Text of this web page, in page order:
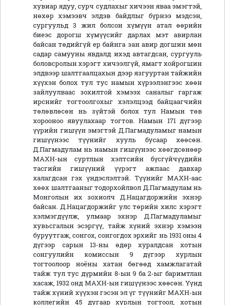
хувиар ядуу, сурч судлахыг хичээн яваа эмэгтэй,
нөхөр хэмээвч элдэв байдлыг бүрнээ мэдсэн,
сургуульд 3 жил болсон хүмүүн атал өөрийн
биеэс дорогш хүмүүсийг дарлах мэт авирлан
байсан төдийгүй ер байнга зан авир догшин мөн
садар самууны явдалд ихэд автагдсан, сургууль
боловсролын хэрэгт хичээлгүй, ямагт хойрогшин
элдвээр шалтгаалцахын дээр язгууртан тайжийн
хүүхэн болох тул тус намын хүрээлэнгээс хөөн
зайлуулваас зохилтой хэмээх саналыг гаргаж
ирснийг тогтоолгохыг хэлэлцээд байцаагчийн
төлөвлөсөн нь зүйтэй болох тул Намын төв
хорооноо явуулахаар тогтов. Намын 171 дүгээр
үүрийн гишүүн эмэгтэй Д.Пагмадуламыг намын
гишүүнээс түүнийг хууль бусаар хөөсөн.
Д.Пагмадулам нь намын гишүүнээс хөөгдсөнөөр
МАХН-ын суртлын хэлтсийн бүсгүйчүүдийн
тасгийн гишүүний үүрэгт ажпаас давхар
халагдсан гэх үндэслэлтэй. Түүнийг МАХН-аас
хөөх шалтгааныг тодорхойлвол Д.Пагмадулам нь
Монголын их зохиолч Д.Нацагдоржийн эхнэр
байсан. Д.Нацагдоржийг улс төрийн хилс хэрэгт
хэлмэгдүүлж, улмаар эхнэр Д.Пагмадуламыг
хувьсгалын эсэргүү, тайж хүний эхнэр хэмээн
буруутгаж, сонгох, сонгогдох эрхийг нь 1931 оны 4
дүгээр сарын 13-ны өдөр хуралдсан хотын
сонгуулийн комиссын 9 дүгээр хурлын
тогтоолоор ноёны хатан бөгөөд хамжлагатай
тайж тул тус дүрмийн 8-ын 9 ба 2-ыг баримтлан
хасаж, 1932 онд МАХН-ын гишүүнээс хөөсөн. Үүнд
тайж хүний хүүхэн гэсэн эл үг түүнийг МАХН-ын
коллегийн 45 дугаар хурлын тогтоол, хотын